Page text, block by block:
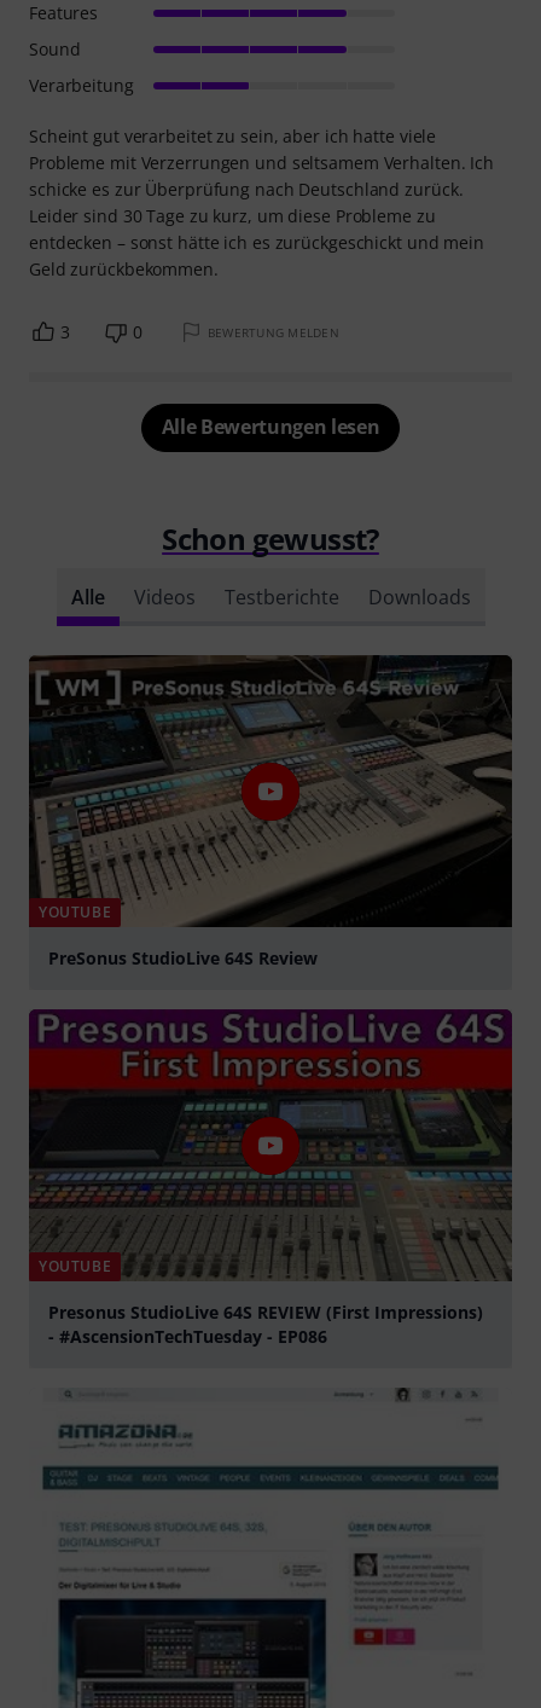
Scheint gut verarbeitet zu sein, aber ich hatte viele
Probleme mit Verzerrungen und seltsamem Verhalten. Ich
schicke es zur Überprüfung nach Deutschland zurück.
Leider sind 30 Tage zu kurz, um diese Probleme zu
entdecken – sonst hätte ich es zurückgeschickt und mein
Geld zurückbekommen.
Features
Sound
Verarbeitung
3 0 BEWERTUNG MELDEN
Alle Bewertungen lesen
Schon gewusst?
Alle Videos Testberichte Downloads
YOUTUBE
PreSonus StudioLive 64S Review
YOUTUBE
Presonus StudioLive 64S REVIEW (First Impressions)
- #AscensionTechTuesday - EP086